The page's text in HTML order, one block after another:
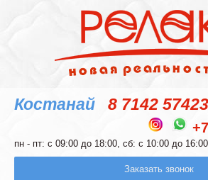
Костанай 8 7142
пн - пт: с 09:00 до 18:00, сб: с 10:00 до 16:00
Заказать звонок